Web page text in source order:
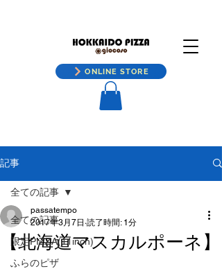
ONLINE STORE
記事
全ての記事
限定PIZZA(11inch)
ふらのピザ
全ての記事
【北海道マスカルポーネ】
passatempo
2017年3月7日 読了時間: 1分